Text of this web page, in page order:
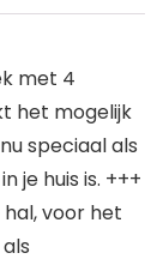
met 4
het mogelijk
speciaal als
je huis is. +++
voor het